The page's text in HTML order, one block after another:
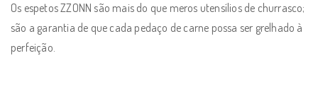
Os espetos ZZONN são mais do que meros utensílios de churrasco;
são a garantia de que cada pedaço de carne possa ser grelhado à
perfeição.